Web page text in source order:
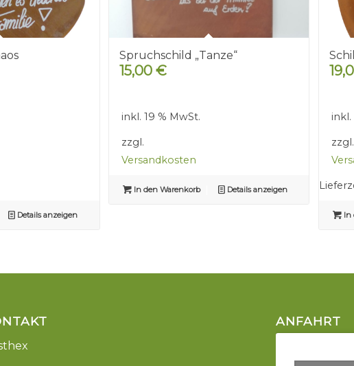
Details anzeigen
Spruchschild „Tanze“
15,00€
inkl. 19 % MwSt.
zzgl.
Versandkosten
In den Warenkorb Details anzeigen
inkl.
zzgl.
In
ANFAHRT